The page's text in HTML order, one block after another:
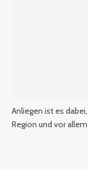
Anliegen ist es
Region und vor